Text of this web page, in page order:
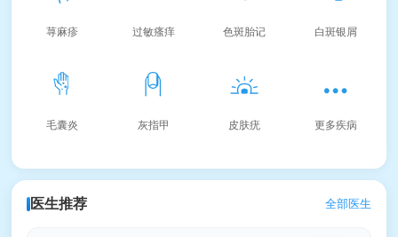
荨麻疹 过敏瘙痒 色斑胎记 白斑银屑
毛囊炎 灰指甲 皮肤疣 更多疾病
医生推荐 全部医生